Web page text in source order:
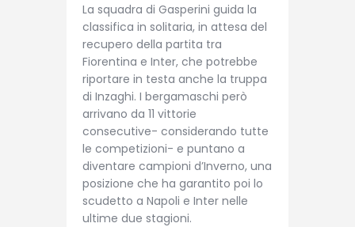
La squadra di Gasperini guida la
classifica in solitaria, in attesa del
recupero della partita tra
Fiorentina e Inter, che potrebbe
riportare in testa anche la truppa
di Inzaghi. I bergamaschi però
arrivano da 11 vittorie
consecutive- considerando tutte
le competizioni- e puntano a
diventare campioni d’Inverno, una
posizione che ha garantito poi lo
scudetto a Napoli e Inter nelle
ultime due stagioni.